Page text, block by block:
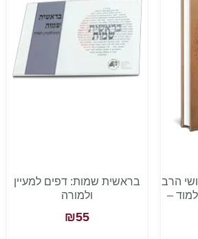
הרב
–
בראשית שמות: דפים למעיין
ולמורה
₪55